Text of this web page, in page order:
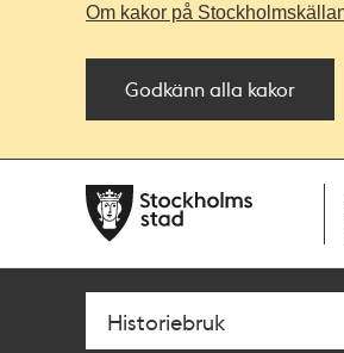
Om kakor på
Godkänn alla kakor
navigationen
huvudinnehållet
Sök